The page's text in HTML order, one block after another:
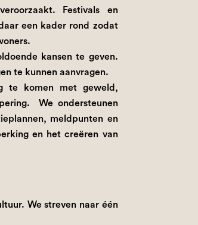
Festivals en
een kader rond zodat
kansen te geven.
te kunnen aanvragen.
te komen met geweld,
We ondersteunen
meldpunten en
en het creëren van
We streven naar één